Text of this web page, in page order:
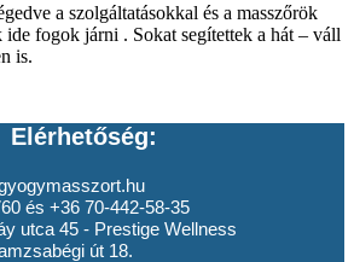
a szolgáltatásokkal és a masszőrök
ide fogok járni . Sokat segítettek a hát – váll
is.
Elérhetőség:
és +36 70-442-58-35
utca 45 - Prestige Wellness
út 18.